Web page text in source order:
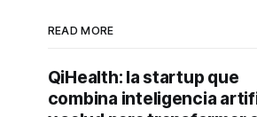
READ MORE
QiHealth: la startup que
combina inteligencia